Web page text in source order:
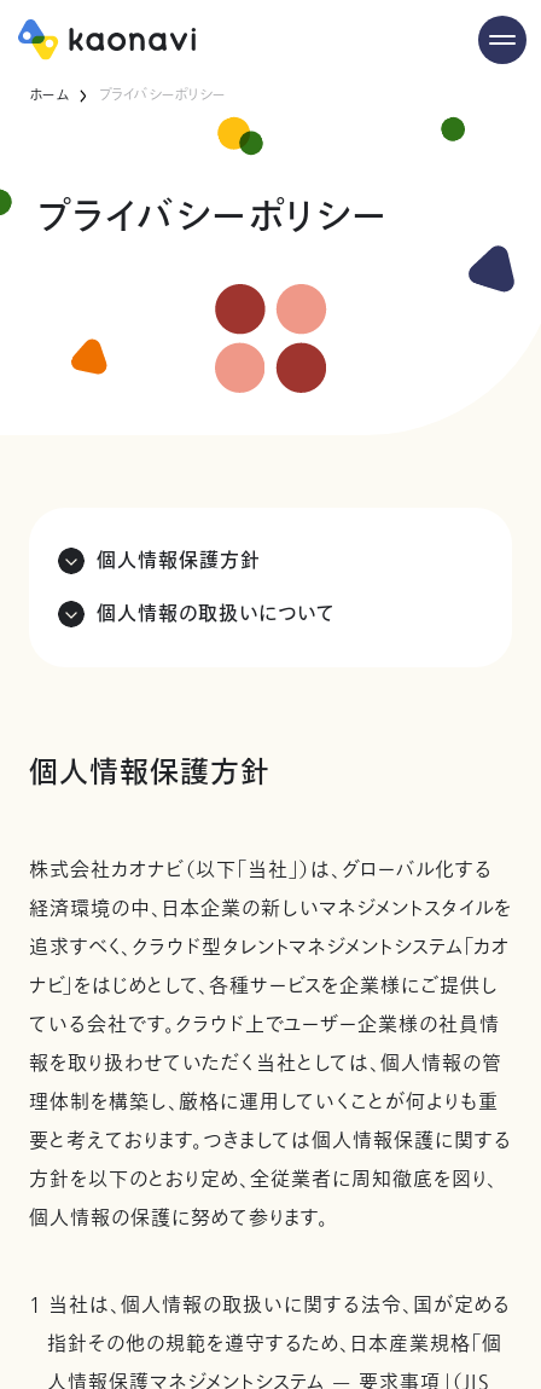
ホーム プライバシーポリシー
プライバシーポリシー
個人情報保護方針
個人情報の取扱いについて
個人情報保護方針
株式会社カオナビ（以下「当社」）は、グローバル化する
経済環境の中、日本企業の新しいマネジメントスタイルを
追求すべく、クラウド型タレントマネジメントシステム「カオ
ナビ」をはじめとして、各種サービスを企業様にご提供し
ている会社です。クラウド上でユーザー企業様の社員情
報を取り扱わせていただく当社としては、個人情報の管
理体制を構築し、厳格に運用していくことが何よりも重
要と考えております。つきましては個人情報保護に関する
方針を以下のとおり定め、全従業者に周知徹底を図り、
個人情報の保護に努めて参ります。
1 当社は、個人情報の取扱いに関する法令、国が定める
指針その他の規範を遵守するため、日本産業規格「個
人情報保護マネジメントシステム — 要求事項」（JIS